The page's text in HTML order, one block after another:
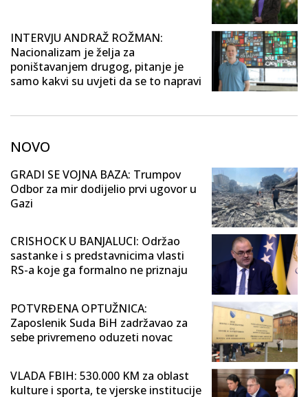
INTERVJU ANDRAŽ ROŽMAN:
Nacionalizam je želja za
poništavanjem drugog, pitanje je
samo kakvi su uvjeti da se to napravi
NOVO
GRADI SE VOJNA BAZA: Trumpov
Odbor za mir dodijelio prvi ugovor u
Gazi
CRISHOCK U BANJALUCI: Održao
sastanke i s predstavnicima vlasti
RS-a koje ga formalno ne priznaju
POTVRĐENA OPTUŽNICA:
Zaposlenik Suda BiH zadržavao za
sebe privremeno oduzeti novac
VLADA FBIH: 530.000 KM za oblast
kulture i sporta, te vjerske institucije